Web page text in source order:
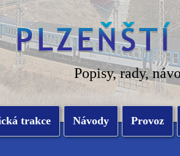
Popisy, rady,
trakce Návody Provoz